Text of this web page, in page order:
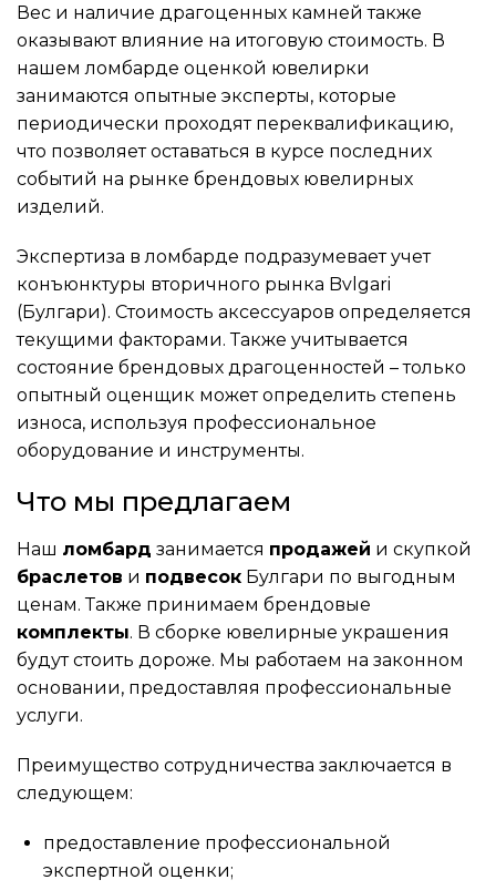
Вес и наличие драгоценных камней также
оказывают влияние на итоговую стоимость. В
нашем ломбарде оценкой ювелирки
занимаются опытные эксперты, которые
периодически проходят переквалификацию,
что позволяет оставаться в курсе последних
событий на рынке брендовых ювелирных
изделий.
Экспертиза в ломбарде подразумевает учет
конъюнктуры вторичного рынка Bvlgari
(Булгари). Стоимость аксессуаров определяется
текущими факторами. Также учитывается
состояние брендовых драгоценностей – только
опытный оценщик может определить степень
износа, используя профессиональное
оборудование и инструменты.
Что мы предлагаем
Наш ломбард занимается продажей и скупкой
браслетов и подвесок Булгари по выгодным
ценам. Также принимаем брендовые
комплекты. В сборке ювелирные украшения
будут стоить дороже. Мы работаем на законном
основании, предоставляя профессиональные
услуги.
Преимущество сотрудничества заключается в
следующем:
предоставление профессиональной
экспертной оценки;